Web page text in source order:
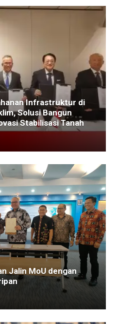
Infrastruktur di
Solusi Bangun
Stabilisasi Tanah
Jalin MoU dengan